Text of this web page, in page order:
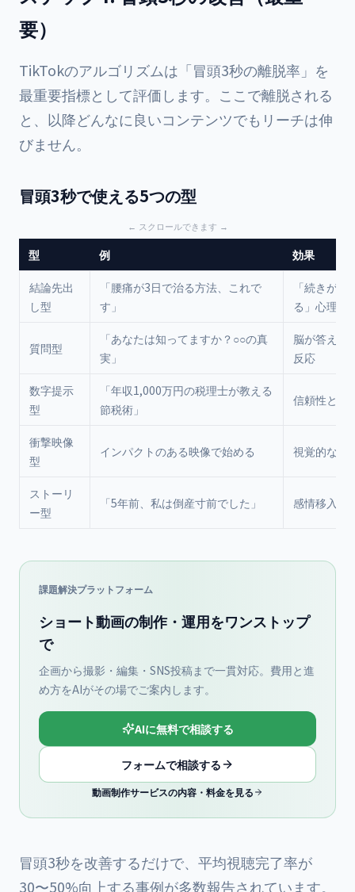
要）
TikTokのアルゴリズムは「冒頭3秒の離脱率」を
最重要指標として評価します。ここで離脱される
と、以降どんなに良いコンテンツでもリーチは伸
びません。
冒頭3秒で使える5つの型
型 例 効果
結論先出
し型
「腰痛が3日で治る方法、これで
す」
「続きが気
る」心理
質問型
「あなたは知ってますか？○○の真
実」
脳が答えを
反応
数字提示
型
「年収1,000万円の税理士が教える
節税術」
信頼性と具
衝撃映像
型
インパクトのある映像で始める 視覚的な引
ストーリ
ー型
「5年前、私は倒産寸前でした」 感情移入の
課題解決プラットフォーム
ショート動画の制作・運用をワンストップ
で
企画から撮影・編集・SNS投稿まで一貫対応。費用と進
め方をAIがその場でご案内します。
AIに無料で相談する
フォームで相談する
動画制作サービスの内容・料金を見る
冒頭3秒を改善するだけで、平均視聴完了率が
30〜50%向上する事例が多数報告されています。